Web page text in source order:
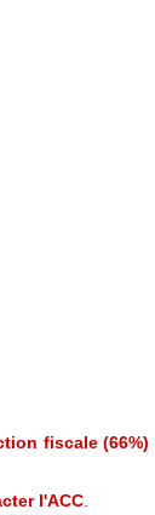
fiscale (66%)
l'ACC